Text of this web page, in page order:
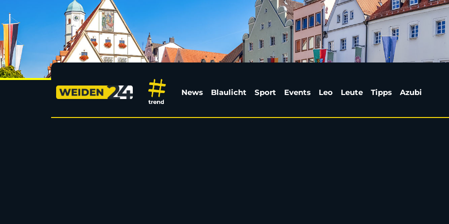
Erbendorfer sucht bei „First Dates” auf VOX
News Blaulicht Sport Events Leo Leute Tipps Azubi